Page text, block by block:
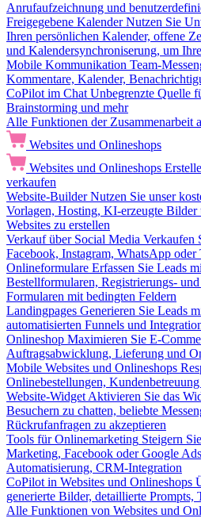
Anrufaufzeichnung und
Freigegebene Kalender Nutzen Sie
Ihren persönlichen Kalender, offene
und Kalendersynchroniserung, um
Mobile Kommunikation Team-
Kommentare, Kalender,
CoPilot im Chat Unbegrenzte Quelle
Brainstorming und mehr
Alle Funktionen der Zusammenarbeit
Websites und Onlineshops
Websites und Onlineshops
verkaufen
Website-Builder Nutzen Sie unser
Vorlagen, Hosting, KI-erzeugte Bilder
Websites zu erstellen
Verkauf über Social Media Verkaufen
Facebook, Instagram, WhatsApp oder
Onlineformulare Erfassen Sie Leads
Bestellformularen, Registrierungs-
Formularen mit bedingten Feldern
Landingpages Generieren Sie Leads
automatisierten Funnels und
Onlineshop Maximieren Sie E-
Auftragsabwicklung, Lieferung und
Mobile Websites und Onlineshops
Onlinebestellungen,
Website-Widget Aktivieren Sie das
Besuchern zu chatten, beliebte
Rückrufanfragen zu akzeptieren
Tools für Onlinemarketing Steigern
Marketing, Facebook oder Google
Automatisierung, CRM-Integration
CoPilot in Websites und Onlineshops
generierte Bilder, detaillierte Prompts,
Alle Funktionen von Websites und